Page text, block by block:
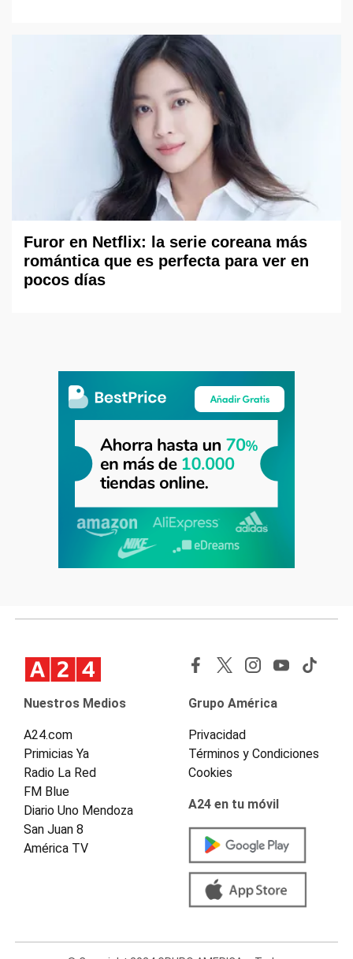
Furor en Netflix: la serie coreana más
romántica que es perfecta para ver en
pocos días
Nuestros Medios
A24.com
Primicias Ya
Radio La Red
FM Blue
Diario Uno Mendoza
San Juan 8
América TV
Grupo América
Privacidad
Términos y Condiciones
Cookies
A24 en tu móvil